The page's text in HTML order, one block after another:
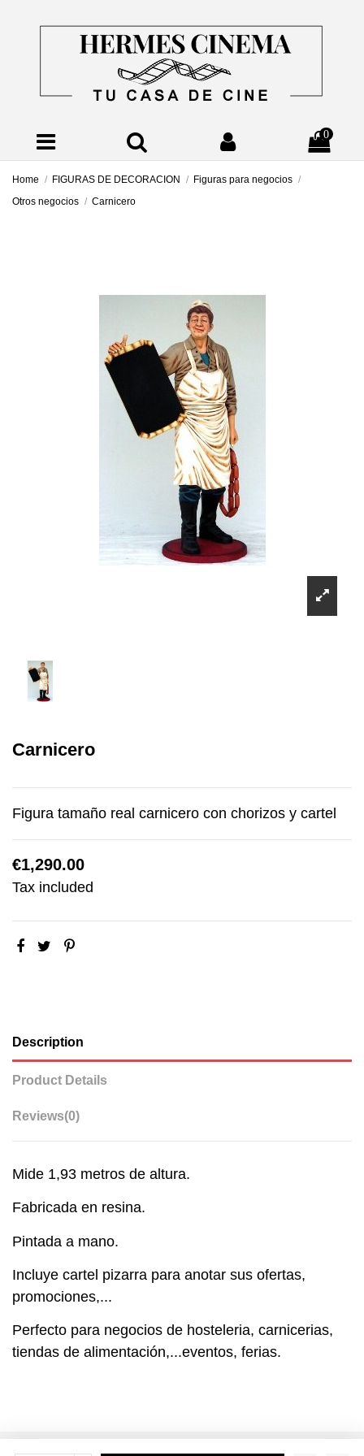
0
Home FIGURAS DE DECORACION
Figuras para negocios
Otros negocios
Carnicero
Carnicero
Figura tamaño real carnicero con chorizos y cartel
€1,290.00
Tax included
Description
Product Details
Reviews(0)
Mide 1,93 metros de altura.
Fabricada en resina.
Pintada a mano.
Incluye cartel pizarra para anotar sus ofertas,
promociones,...
Perfecto para negocios de hosteleria, carnicerias,
tiendas de alimentación,...eventos, ferias.